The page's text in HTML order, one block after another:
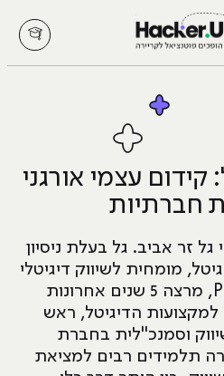
עצמי אורגני
חברתיות
זר אביב. גל בעלת ניסיון
מומחית לשיווק דיגיטלי
וניהול קמפיינים PPC, מרצה 5 שנים אחרונות
הדיגיטל, ראש
וסמנכ"לית בחברת
תלמידים רבים למציאת